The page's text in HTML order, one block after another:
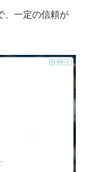
、一定の信頼が